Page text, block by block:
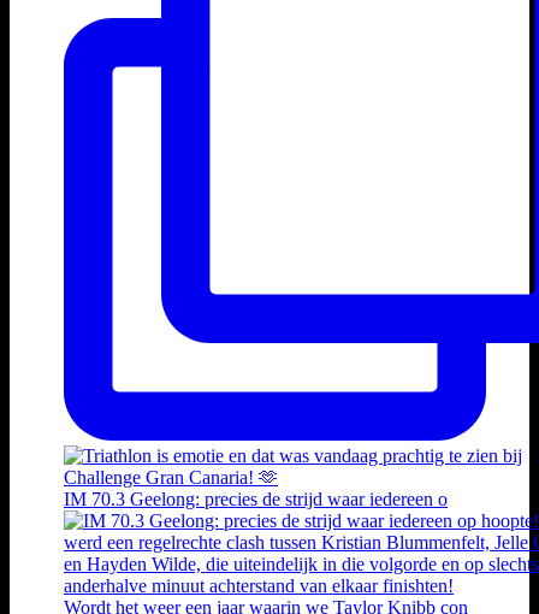
IM 70.3 Geelong: precies de strijd waar iedereen o
Wordt het weer een jaar waarin we Taylor Knibb con